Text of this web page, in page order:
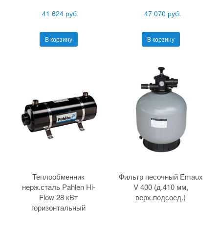
41 624 руб.
В корзину
47 070 руб.
В корзину
Теплообменник
нерж.сталь Pahlen Hi-
Flow 28 кВт
горизонтальный
Фильтр песочный Emaux
V 400 (д.410 мм,
верх.подсоед.)